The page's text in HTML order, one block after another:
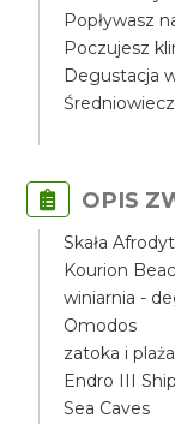
Popływasz
Poczujesz
Degustacja
OPIS
Skała
Kourion
winiarnia -
Omodos
zatoka i
Endro III
Sea Caves